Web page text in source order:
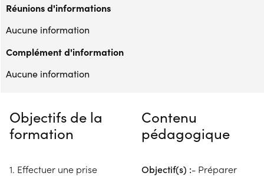
Réunions d'informations
Aucune information
Complément d'information
Aucune information
Objectifs de la
formation
1. Effectuer une prise
Contenu
pédagogique
Objectif(s) :- Préparer